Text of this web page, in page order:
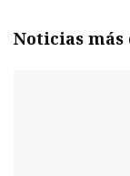
Noticias más